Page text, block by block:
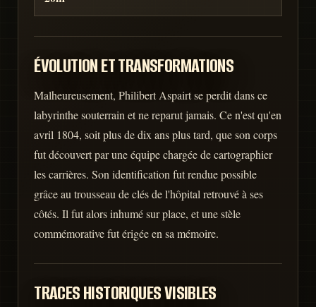
ÉVOLUTION ET TRANSFORMATIONS
Malheureusement, Philibert Aspairt se perdit dans ce
labyrinthe souterrain et ne reparut jamais. Ce n'est qu'en
avril 1804, soit plus de dix ans plus tard, que son corps
fut découvert par une équipe chargée de cartographier
les carrières. Son identification fut rendue possible
grâce au trousseau de clés de l'hôpital retrouvé à ses
côtés. Il fut alors inhumé sur place, et une stèle
commémorative fut érigée en sa mémoire.
TRACES HISTORIQUES VISIBLES